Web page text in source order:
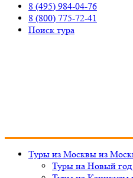
8 (495) 984-04-76
8 (800) 775-72-41
Поиск тура
Туры из Москвы из
Туры на Новый год